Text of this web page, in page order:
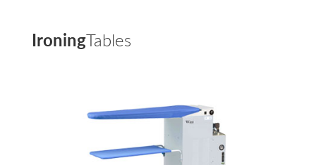
IroningTables